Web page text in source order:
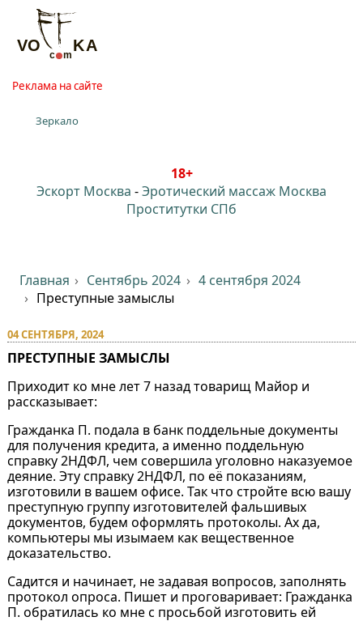
Реклама на сайте
Зеркало
18+
Эскорт Москва -Эротический массаж Москва
Проститутки СПб
Главная Сентябрь 2024
4 сентября 2024
Преступные замыслы
04 СЕНТЯБРЯ, 2024
ПРЕСТУПНЫЕ ЗАМЫСЛЫ
Приходит ко мне лет 7 назад товарищ Майор и
рассказывает:
Гражданка П. подала в банк поддельные документы
для получения кредита, а именно поддельную
справку 2НДФЛ, чем совершила уголовно наказуемое
деяние. Эту справку 2НДФЛ, по её показаниям,
изготовили в вашем офисе. Так что стройте всю вашу
преступную группу изготовителей фальшивых
документов, будем оформлять протоколы. Ах да,
компьютеры мы изымаем как вещественное
доказательство.
Садится и начинает, не задавая вопросов, заполнять
протокол опроса. Пишет и проговаривает: Гражданка
П. обратилась ко мне с просьбой изготовить ей